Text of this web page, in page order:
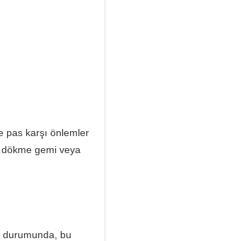
pas karşı önlemler
gemi veya
durumunda, bu